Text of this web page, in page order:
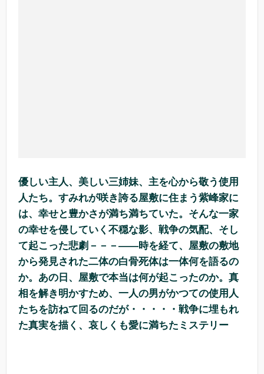
優しい主人、美しい三姉妹、主を心から敬う使用
人たち。すみれが咲き誇る屋敷に住まう紫峰家に
は、幸せと豊かさが満ち満ちていた。そんな一家
の幸せを侵していく不穏な影、戦争の気配、そし
て起こった悲劇－－－――時を経て、屋敷の敷地
から発見された二体の白骨死体は一体何を語るの
か。あの日、屋敷で本当は何が起こったのか。真
相を解き明かすため、一人の男がかつての使用人
たちを訪ねて回るのだが・・・・・戦争に埋もれ
た真実を描く、哀しくも愛に満ちたミステリー